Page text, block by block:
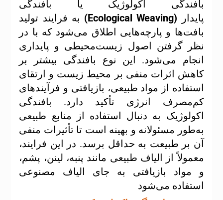
بافندگی اکولوژیک یا بافندگی
پایدار (Ecological Weaving) به فرایند تولید
بافت‌ها و پارچه‌هایی اطلاق می‌شود که با در
نظر گرفتن اصول زیست‌محیطی و پایداری
انجام می‌شود. این نوع بافندگی بیشتر بر
کاهش اثرات منفی بر محیط زیست و ارتقای
استفاده از مواد طبیعی، بازیافتی و فرآیندهای
کم‌مصرف انرژی تأکید دارد. بافندگی
اکولوژیک به دنبال استفاده از منابع طبیعی
به‌طور مسئولانه و بهینه است تا تأثیرات منفی
آن بر طبیعت به حداقل برسد. در این فرایند،
معمولاً از الیاف طبیعی مانند پنبه، لینن، پشم،
و مواد بازیافتی به جای الیاف مصنوعی
استفاده می‌شود